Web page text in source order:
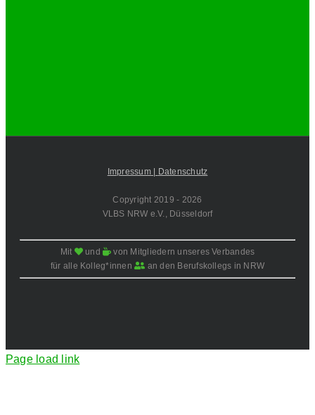
Impressum | Datenschutz
Copyright 2019 - 2026
VLBS NRW e.V., Düsseldorf
Mit und
von Mitgliedern unseres Verbandes
für alle Kolleg*innen
an den Berufskollegs in NRW
Page load link